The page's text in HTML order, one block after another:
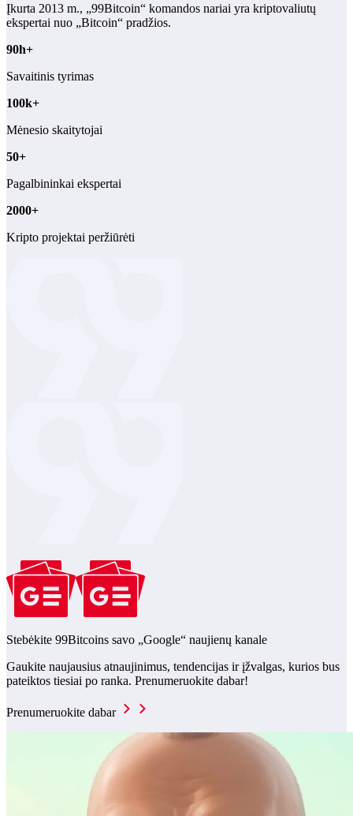
Įkurta 2013 m., „99Bitcoin“ komandos nariai yra kriptovaliutų
ekspertai nuo „Bitcoin“ pradžios.
90h+
Savaitinis tyrimas
100k+
Mėnesio skaitytojai
50+
Pagalbininkai ekspertai
2000+
Kripto projektai peržiūrėti
Stebėkite 99Bitcoins savo „Google“ naujienų kanale
Gaukite naujausius atnaujinimus, tendencijas ir įžvalgas, kurios bus
pateiktos tiesiai po ranka. Prenumeruokite dabar!
Prenumeruokite dabar